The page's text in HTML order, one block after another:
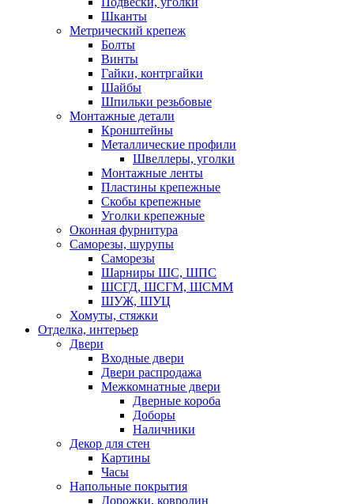
Шканты
Метрический крепеж
Болты
Винты
Гайки, контргайки
Шайбы
Шпильки резьбовые
Монтажные детали
Кронштейны
Металлические профили
Швеллеры, уголки
Монтажные ленты
Пластины крепежные
Скобы крепежные
Уголки крепежные
Оконная фурнитура
Саморезы, шурупы
Саморезы
Шарниры ШС, ШПС
ШСГД, ШСГМ, ШСММ
ШУЖ, ШУЦ
Хомуты, стяжки
Отделка, интерьер
Двери
Входные двери
Двери распродажа
Межкомнатные двери
Дверные короба
Доборы
Наличники
Декор для стен
Картины
Часы
Напольные покрытия
Дорожки, ковролин